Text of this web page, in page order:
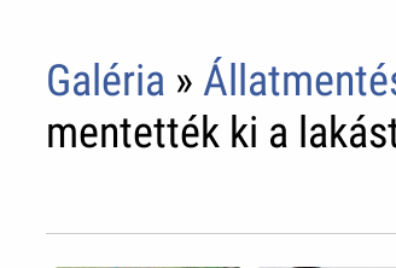
Galéria »
mentették ki a